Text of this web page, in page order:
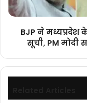
स्टार
प्रचारकों
समेत
ये
BJP ने मध्यप्रदेश
सूची, PM